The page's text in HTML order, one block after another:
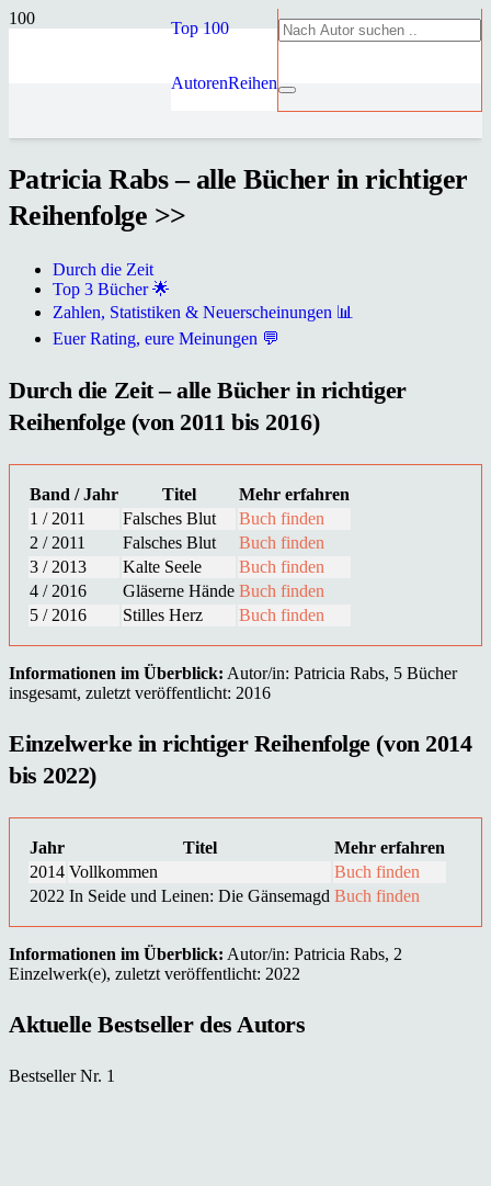
Top 100
AutorenReihen
Patricia Rabs – alle Bücher in richtiger
Reihenfolge >>
Durch die Zeit
Top 3 Bücher 🌟
Zahlen, Statistiken & Neuerscheinungen 📊
Euer Rating, eure Meinungen 💬
Durch die Zeit – alle Bücher in richtiger
Reihenfolge (von 2011 bis 2016)
Band / Jahr Titel
Mehr erfahren
1 / 2011
Falsches Blut
Buch finden
2 / 2011
Falsches Blut
Buch finden
3 / 2013
Kalte Seele
Buch finden
4 / 2016
Gläserne Hände Buch finden
5 / 2016
Stilles Herz Buch finden
Informationen im Überblick: Autor/in: Patricia Rabs, 5 Bücher
insgesamt, zuletzt veröffentlicht: 2016
Einzelwerke in richtiger Reihenfolge (von 2014
bis 2022)
Jahr Titel
Mehr erfahren
2014 Vollkommen
Buch finden
2022 In Seide und Leinen: Die Gänsemagd Buch finden
Informationen im Überblick: Autor/in: Patricia Rabs, 2
Einzelwerk(e), zuletzt veröffentlicht: 2022
Aktuelle Bestseller des Autors
Bestseller Nr. 1